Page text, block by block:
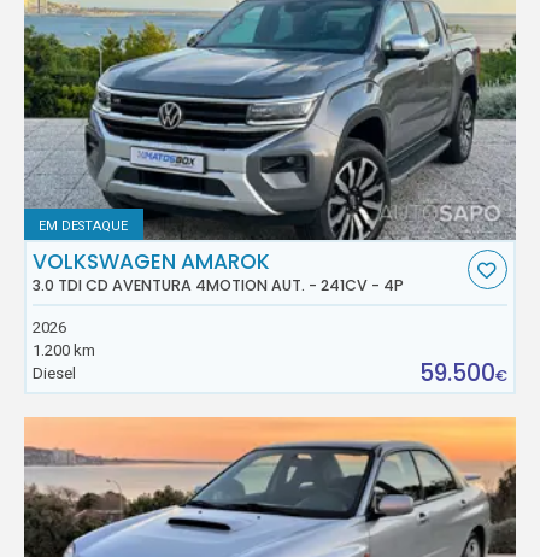
EM DESTAQUE
VOLKSWAGEN AMAROK
3.0 TDI CD AVENTURA 4MOTION AUT. - 241CV - 4P
2026
1.200 km
Diesel
59.500€